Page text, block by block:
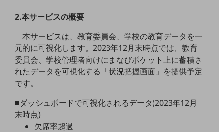
業務支援・マーケティング
災害対策・BCP
課題・ニーズで探す
課題・ニーズで探すTOP
コミュニケーション・情報共有
マーケティング
業務効率化
災害対策
2.本サービスの概要
本サービスは、教育委員会、学校の教育データを一
元的に可視化します。2023年12月末時点では、教育
委員会、学校管理者向けにまなびポケット上に蓄積さ
れたデータを可視化する「状況把握画面」を提供予定
です。
■ダッシュボードで可視化されるデータ(2023年12月
末時点)
欠席率超過